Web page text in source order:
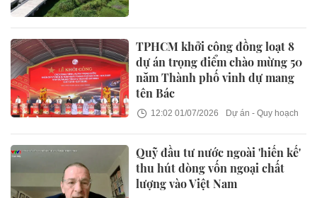
TPHCM khởi công đồng loạt 8
dự án trọng điểm chào mừng 50
năm Thành phố vinh dự mang
tên Bác
12:02 01/07/2026 Dự án - Quy hoạch
Quỹ đầu tư nước ngoài 'hiến kế'
thu hút dòng vốn ngoại chất
lượng vào Việt Nam